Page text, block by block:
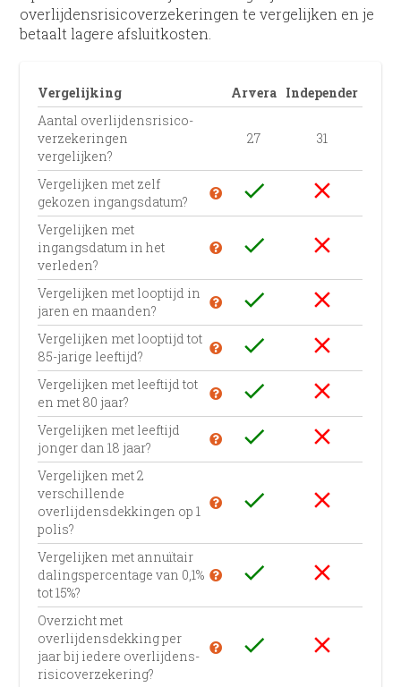
overlijdens­risico­verzekeringen te vergelijken en je
betaalt lagere afsluitkosten.
Vergelijking Arvera Independer
Aantal overlijdens­risico­
verzekeringen
vergelijken?
27 31
Vergelijken met zelf
gekozen ingangsdatum?
check close
Vergelijken met
ingangsdatum in het
verleden?
check close
Vergelijken met looptijd in
jaren en maanden?
check close
Vergelijken met looptijd tot
85-jarige leeftijd?
check close
Vergelijken met leeftijd tot
en met 80 jaar?
check close
Vergelijken met leeftijd
jonger dan 18 jaar?
check close
Vergelijken met 2
verschillende
overlijdensdekkingen op 1
polis?
check close
Vergelijken met annuïtair
dalingspercentage van 0,1%
tot 15%?
check close
Overzicht met
overlijdensdekking per
jaar bij iedere overlijdens­
risico­verzekering?
check close